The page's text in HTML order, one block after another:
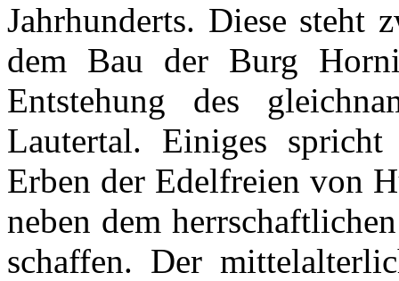
Jahrhunderts. Diese steht
dem Bau der Burg
Entstehung des
Lautertal. Einiges
Erben der Edelfreien von
neben dem
schaffen. Der